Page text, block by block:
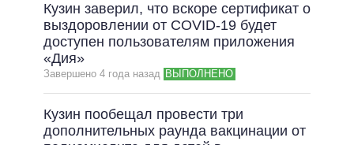
Кузин заверил, что вскоре сертификат о
выздоровлении от COVID-19 будет
доступен пользователям приложения
«Дия»
Завершено 4 года назад ВЫПОЛНЕНО
Кузин пообещал провести три
дополнительных раунда вакцинации от